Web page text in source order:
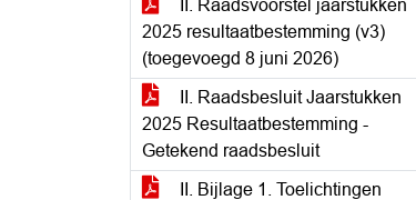
II. Raadsvoorstel jaarstukken
2025 resultaatbestemming (v3)
(toegevoegd 8 juni 2026)
II. Raadsbesluit Jaarstukken
2025 Resultaatbestemming -
Getekend raadsbesluit
II. Bijlage 1. Toelichtingen